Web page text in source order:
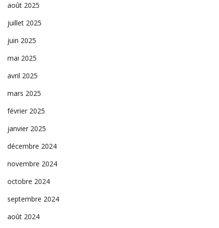
août 2025
juillet 2025
juin 2025
mai 2025
avril 2025
mars 2025
février 2025
janvier 2025
décembre 2024
novembre 2024
octobre 2024
septembre 2024
août 2024